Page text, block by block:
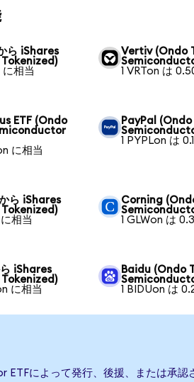
ら iShares
に相当
Vertiv (Ondo
1 VRTon は
ETF (Ondo
に相当
PayPal
1 PYPLon は
ら iShares
相当
Corning
1 GLWon は
iShares
に相当
Baidu (Ondo
1 BIDUon は
ETFによって発行、後援、または承